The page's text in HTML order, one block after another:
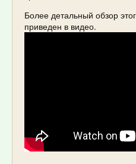
Более детальный обзор
приведен в видео.